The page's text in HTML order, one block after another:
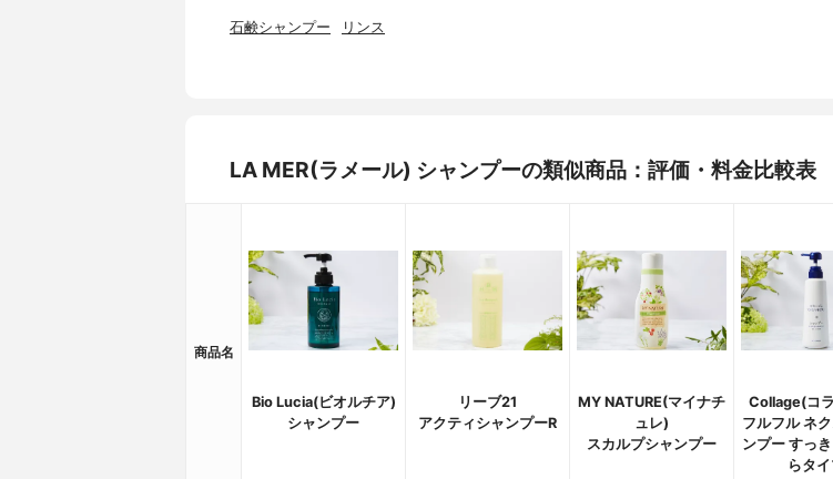
石鹸シャンプー リンス
LA MER(ラメール) シャンプーの類似商品：評価・料金比較表
商品名
Bio Lucia(ビオルチア)
シャンプー
リーブ21
アクティシャンプーR
MY NATURE(マイナチ
ュレ)
スカルプシャンプー
Collage(コ
フルフル ネ
ンプー すっ
らタ